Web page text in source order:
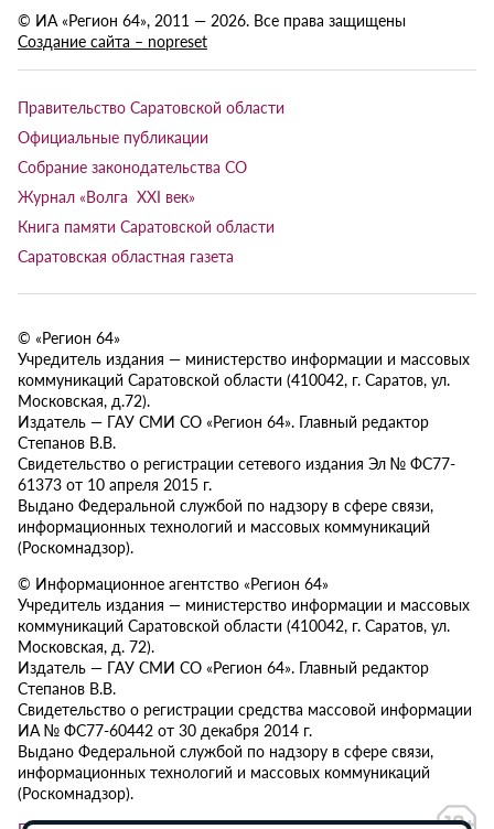
© ИА «Регион 64», 2011 — 2026. Все права защищены
Создание сайта – nopreset
Правительство Саратовской области
Официальные публикации
Собрание законодательства СО
Журнал «Волга XXI век»
Книга памяти Саратовской области
Саратовская областная газета
© «Регион 64»
Учредитель издания — министерство информации и массовых
коммуникаций Саратовской области (410042, г. Саратов, ул.
Московская, д.72).
Издатель — ГАУ СМИ СО «Регион 64». Главный редактор
Степанов В.В.
Свидетельство о регистрации сетевого издания Эл № ФС77-
61373 от 10 апреля 2015 г.
Выдано Федеральной службой по надзору в сфере связи,
информационных технологий и массовых коммуникаций
(Роскомнадзор).
© Информационное агентство «Регион 64»
Учредитель издания — министерство информации и массовых
коммуникаций Саратовской области (410042, г. Саратов, ул.
Московская, д. 72).
Издатель — ГАУ СМИ СО «Регион 64». Главный редактор
Степанов В.В.
Свидетельство о регистрации средства массовой информации
ИА № ФС77-60442 от 30 декабря 2014 г.
Выдано Федеральной службой по надзору в сфере связи,
информационных технологий и массовых коммуникаций
(Роскомнадзор).